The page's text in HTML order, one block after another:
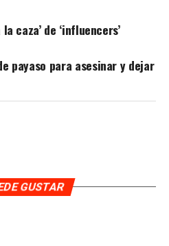
caza’ de ‘influencers’
payaso para asesinar y dejar
GUSTAR